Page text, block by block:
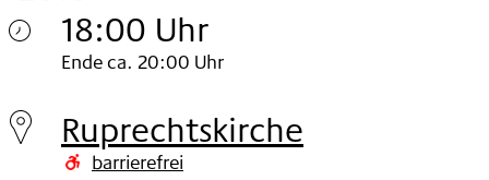
18:00 Uhr
Sonntag
07.
Nov
Ende ca. 20:00 Uhr
Ruprechtskirche
barrierefrei